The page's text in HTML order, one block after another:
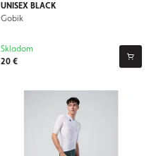
UNISEX BLACK
Gobik
20 €
Skladom